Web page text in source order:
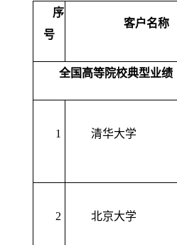
序
号
客户名称
全国高等院校典型业绩
1 清华大学
2 北京大学